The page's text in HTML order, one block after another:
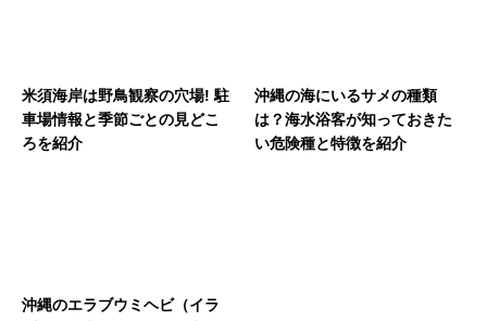
米須海岸は野鳥観察の穴場! 駐
車場情報と季節ごとの見どこ
ろを紹介
沖縄の海にいるサメの種類
は？海水浴客が知っておきた
い危険種と特徴を紹介
沖縄のエラブウミヘビ（イラ